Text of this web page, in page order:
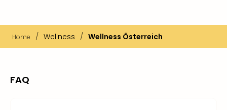
Home / Wellness / Wellness Österreich
FAQ